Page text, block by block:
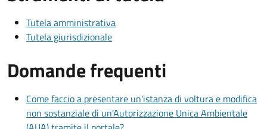
Tutela amministrativa
Tutela giurisdizionale
Domande frequenti
Come faccio a presentare un'istanza di voltura e modifica
non sostanziale di un'Autorizzazione Unica Ambientale